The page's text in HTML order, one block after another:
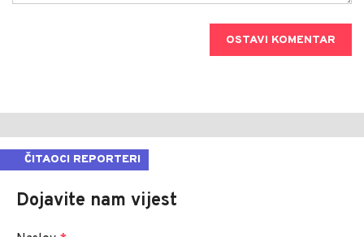
OSTAVI KOMENTAR
ČITAOCI REPORTERI
Dojavite nam vijest